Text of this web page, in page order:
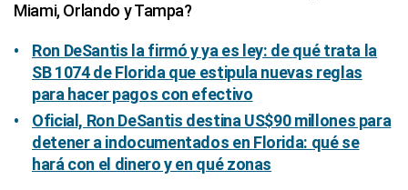
Miami, Orlando y Tampa?
Ron DeSantis la firmó y ya es ley: de qué trata la
SB 1074 de Florida que estipula nuevas reglas
para hacer pagos con efectivo
Oficial, Ron DeSantis destina US$90 millones para
detener a indocumentados en Florida: qué se
hará con el dinero y en qué zonas